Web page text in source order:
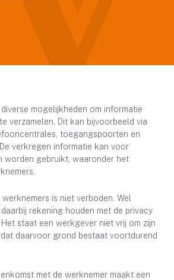
mogelijkheden om informatie
verzamelen. Dit kan bijvoorbeeld via
toegangspoorten en
verkregen informatie kan voor
worden gebruikt, waaronder het
is niet verboden. Wel
rekening houden met de privacy
staat een werkgever niet vrij om zijn
daarvoor grond bestaat voortdurend
met de werknemer maakt een